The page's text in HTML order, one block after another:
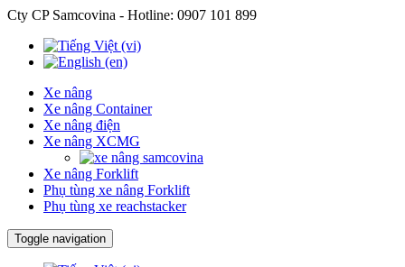
Cty CP Samcovina - Hotline: 0907 101 899
Xe nâng
Xe nâng Container
Xe nâng điện
Xe nâng XCMG
Xe nâng Forklift
Phụ tùng xe nâng Forklift
Phụ tùng xe reachstacker
Toggle navigation